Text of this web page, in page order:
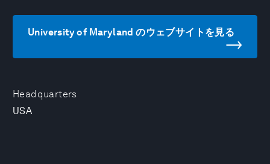
Headquarters
USA
University of Maryland のウェブサイトを見る